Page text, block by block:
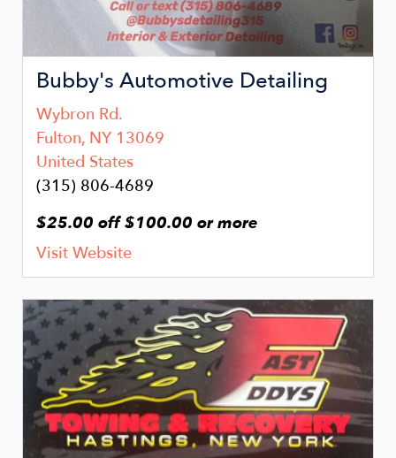
Bubby's Automotive Detailing
Wybron Rd.
Fulton, NY 13069
United States
(315) 806-4689
$25.00 off $100.00 or more
Visit Website
Image